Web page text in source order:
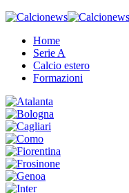
Home
Serie A
Calcio estero
Formazioni